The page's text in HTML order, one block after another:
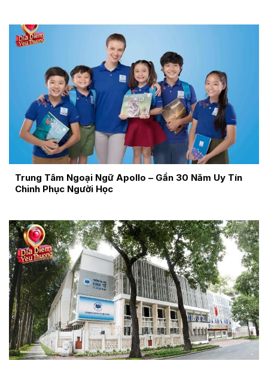
Trung Tâm Ngoại Ngữ Apollo – Gần 30 Năm Uy Tín
Chinh Phục Người Học